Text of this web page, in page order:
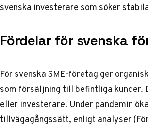
svenska investerare som söker
Fördelar för svenska
För svenska SME-företag ger
som försäljning till befintliga kunder.
eller investerare. Under pandemin
tillvägagångssätt, enligt analyser